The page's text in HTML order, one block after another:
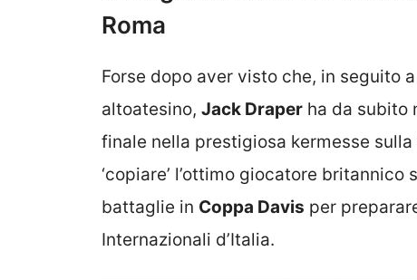
Roma
Forse dopo aver visto che, in seguito
altoatesino, Jack Draper ha da subito
finale nella prestigiosa kermesse
‘copiare’ l’ottimo giocatore
battaglie in Coppa Davis per
Internazionali d’Italia.